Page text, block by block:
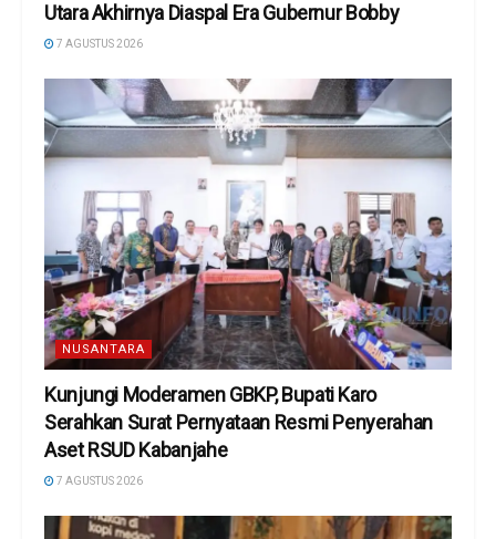
Utara Akhirnya Diaspal Era Gubernur Bobby
7 AGUSTUS 2026
NUSANTARA
Kunjungi Moderamen GBKP, Bupati Karo
Serahkan Surat Pernyataan Resmi Penyerahan
Aset RSUD Kabanjahe
7 AGUSTUS 2026